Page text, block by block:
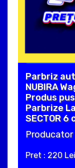
Parbriz
NUBIRA
Produs
Parbrize
SECTOR
Producator
Pret : 220 Lei